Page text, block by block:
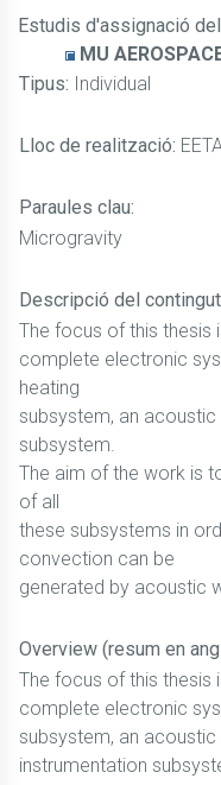
Estudis d'assignació
MU
Tipus: Individual
Lloc de realització:
Paraules clau:
Microgravity
Descripció del
The focus of this thesis
complete electronic
heating
subsystem, an
subsystem.
The aim of the work is
of all
these subsystems in
convection can be
generated by acoustic
Overview (resum en
The focus of this thesis
complete electronic
subsystem, an
instrumentation